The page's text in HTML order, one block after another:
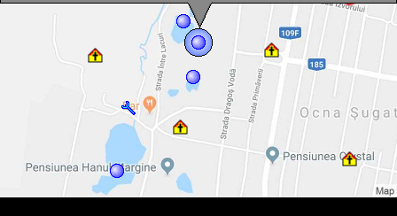
Lacul Vrajitoarea, Ocna Sugatag , Foto: WR